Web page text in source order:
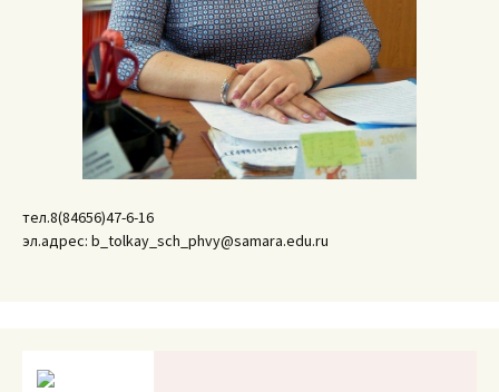
тел.8(84656)47-6-16
эл.адрес: b_tolkay_sch_phvy@samara.edu.ru